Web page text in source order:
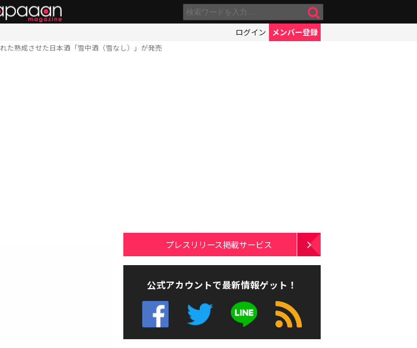
ログイン メンバー登録
た熟成させた日本酒「雪中酒（雪なし）」が発売
プレスリリース掲載サービス
公式アカウントで最新情報ゲット！